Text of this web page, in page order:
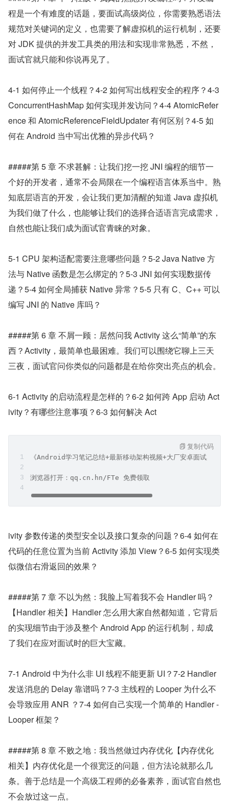
程是一个有难度的话题，要面试高级岗位，你需要熟悉语法
规范对关键词的定义，也需要了解虚拟机的运行机制，还要
对 JDK 提供的并发工具类的用法和实现非常熟悉，不然，
面试官就只能和你说再见了。
4-1 如何停止一个线程？4-2 如何写出线程安全的程序？4-3
ConcurrentHashMap 如何实现并发访问？4-4 AtomicRefer
ence 和 AtomicReferenceFieldUpdater 有何区别？4-5 如
何在 Android 当中写出优雅的异步代码？
#####第 5 章 不求甚解：让我们挖一挖 JNI 编程的细节一
个好的开发者，通常不会局限在一个编程语言体系当中。熟
知底层语言的开发，会让我们更加清醒的知道 Java 虚拟机
为我们做了什么，也能够让我们的选择合适语言完成需求，
自然也能让我们成为面试官青睐的对象。
5-1 CPU 架构适配需要注意哪些问题？5-2 Java Native 方
法与 Native 函数是怎么绑定的？5-3 JNI 如何实现数据传
递？5-4 如何全局捕获 Native 异常？5-5 只有 C、C++ 可以
编写 JNI 的 Native 库吗？
#####第 6 章 不屑一顾：居然问我 Activity 这么“简单”的东
西？Activity，最简单也最困难。我们可以围绕它聊上三天
三夜，面试官问你类似的问题都是在给你突出亮点的机会。
6-1 Activity 的启动流程是怎样的？6-2 如何跨 App 启动 Act
ivity？有哪些注意事项？6-3 如何解决 Act
《Android学习笔记总结+最新移动架构视频+大厂安卓面试真题+
浏览器打开：qq.cn.hn/FTe 免费领取
复制代码
ivity 参数传递的类型安全以及接口复杂的问题？6-4 如何在
代码的任意位置为当前 Activity 添加 View？6-5 如何实现类
似微信右滑返回的效果？
#####第 7 章 不以为然：我脸上写着我不会 Handler 吗？
【Handler 相关】Handler 怎么用大家自然都知道，它背后
的实现细节由于涉及整个 Android App 的运行机制，却成
了我们在应对面试时的巨大宝藏。
7-1 Android 中为什么非 UI 线程不能更新 UI？7-2 Handler
发送消息的 Delay 靠谱吗？7-3 主线程的 Looper 为什么不
会导致应用 ANR ？7-4 如何自己实现一个简单的 Handler -
Looper 框架？
#####第 8 章 不败之地：我当然做过内存优化【内存优化
相关】内存优化是一个很宽泛的问题，但方法论就那么几
条。善于总结是一个高级工程师的必备素养，面试官自然也
不会放过这一点。